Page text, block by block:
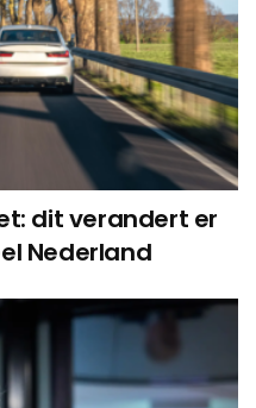
dit verandert er
Nederland